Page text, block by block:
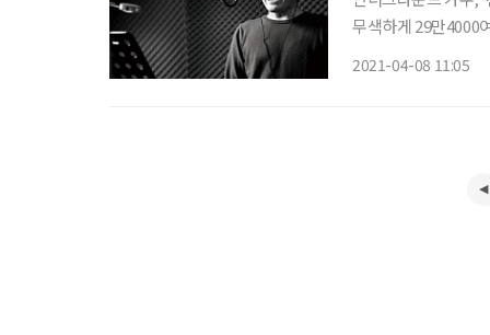
무색하게 29만4000
2021-04-08 11:05